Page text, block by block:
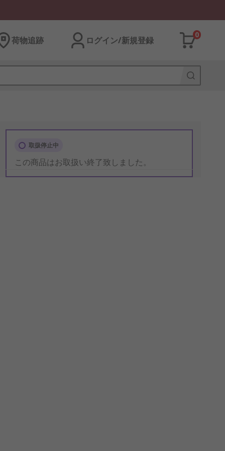
荷物追跡 ログイン/新規登録
0
取扱停止中
この商品はお取扱い終了致しました。